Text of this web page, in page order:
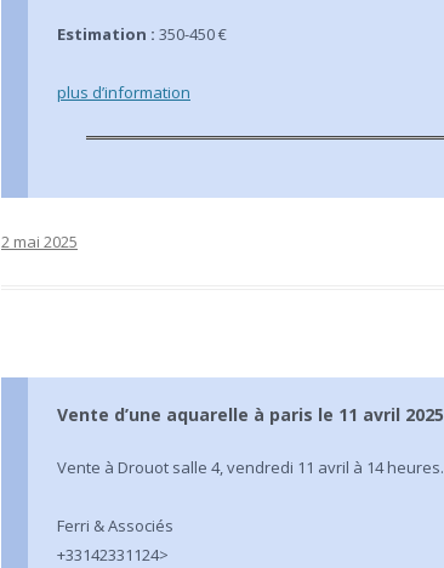
Estimation : 350-450 €
plus d’information
2 mai 2025
Vente d’une aquarelle à paris le 11 avril 2025
Vente à Drouot salle 4, vendredi 11 avril à 14 heures.
Ferri & Associés
+33142331124>